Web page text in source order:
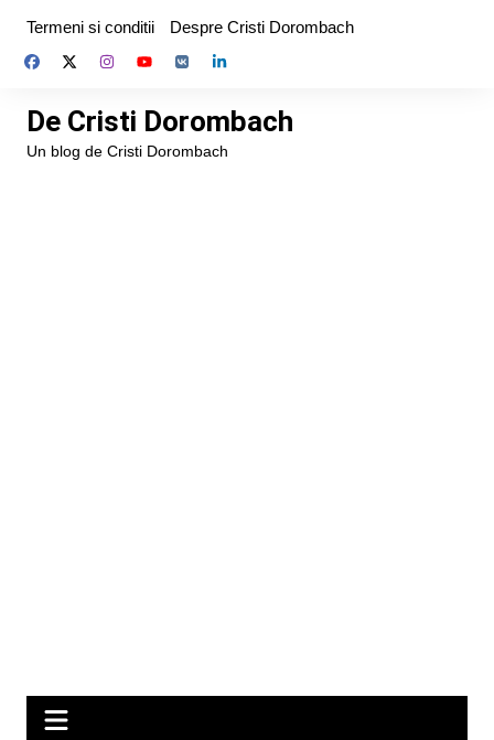
content
Termeni si conditii Despre Cristi Dorombach
De Cristi Dorombach
Un blog de Cristi Dorombach